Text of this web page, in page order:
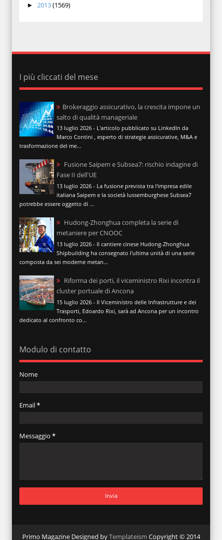
► 2013(1569)
I più cliccati del mese
Brokeraggio assicurativo, la crescita impone un
salto di qualità manageriale
13 luglio 2026 - L'articolo pubblicato su LinkedIn da
Marco Contini , esperto di strategie assicurative, M&A e
trasformazione del me...
Fusione Saipem e Subsea7: rischio indagine di
Fase II dell'UE
13 luglio 2026 - La fusione prevista tra l'impresa edile
italiana Saipem e la società lussemburghese Subsea7
potrebbe essere oggetto di ...
Hudong-Zhonghua completa la serie di
metaniere per CNOOC
13 luglio 2026 - Il cantiere cinese Hudong-Zhonghua
Shipbuilding ha consegnato l'ultima unità di una serie
composta da sei moderne metan...
Riforma dei porti, il viceministro Rixi incontra il
cluster portuale di Ancona
15 luglio 2026 - Il Viceministro delle Infrastrutture e dei
Trasporti, Edoardo Rixi, sarà ad Ancona per un incontro
dedicato al confronto co...
Modulo di contatto
Nome
Email*
Messaggio *
Primo Magazine Designed byTemplateism Copyright © 2014